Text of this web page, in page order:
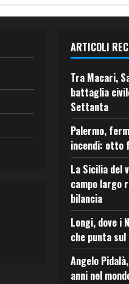
ARTICOLI
Tra Macari,
battaglia
Settanta
Palermo,
incendi: otto
La Sicilia del
campo largo
bilancia
Longi, dove i
che punta
Angelo
anni nel